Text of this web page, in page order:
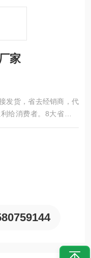
家
发货，省去经销商，代
给消费者。8大省份公
。